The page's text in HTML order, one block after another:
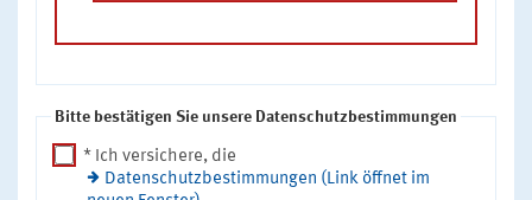
Bitte bestätigen Sie unsere Datenschutzbestimmungen
* Ich versichere, die
Datenschutzbestimmungen (Link öffnet im